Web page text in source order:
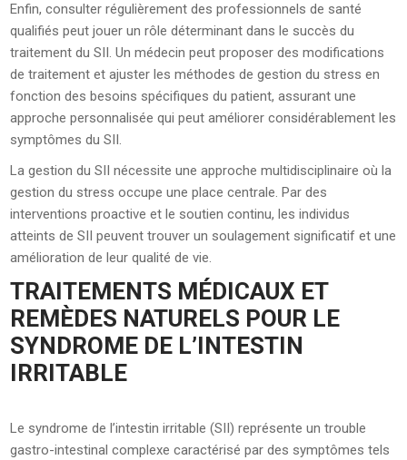
Enfin, consulter régulièrement des professionnels de santé
qualifiés peut jouer un rôle déterminant dans le succès du
traitement du SII. Un médecin peut proposer des modifications
de traitement et ajuster les méthodes de gestion du stress en
fonction des besoins spécifiques du patient, assurant une
approche personnalisée qui peut améliorer considérablement les
symptômes du SII.
La gestion du SII nécessite une approche multidisciplinaire où la
gestion du stress occupe une place centrale. Par des
interventions proactive et le soutien continu, les individus
atteints de SII peuvent trouver un soulagement significatif et une
amélioration de leur qualité de vie.
TRAITEMENTS MÉDICAUX ET
REMÈDES NATURELS POUR LE
SYNDROME DE L’INTESTIN
IRRITABLE
Le syndrome de l’intestin irritable (SII) représente un trouble
gastro-intestinal complexe caractérisé par des symptômes tels